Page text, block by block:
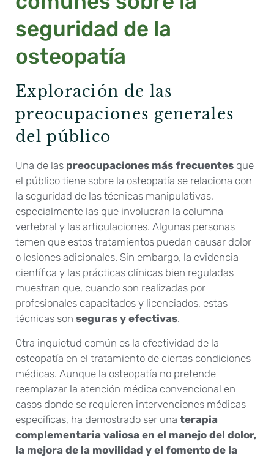
seguridad de la
osteopatía
Exploración de las
preocupaciones generales
del público
Una de las preocupaciones más frecuentes que
el público tiene sobre la osteopatía se relaciona con
la seguridad de las técnicas manipulativas,
especialmente las que involucran la columna
vertebral y las articulaciones. Algunas personas
temen que estos tratamientos puedan causar dolor
o lesiones adicionales. Sin embargo, la evidencia
científica y las prácticas clínicas bien reguladas
muestran que, cuando son realizadas por
profesionales capacitados y licenciados, estas
técnicas son seguras y efectivas.
Otra inquietud común es la efectividad de la
osteopatía en el tratamiento de ciertas condiciones
médicas. Aunque la osteopatía no pretende
reemplazar la atención médica convencional en
casos donde se requieren intervenciones médicas
específicas, ha demostrado ser una terapia
complementaria valiosa en el manejo del dolor,
la mejora de la movilidad y el fomento de la